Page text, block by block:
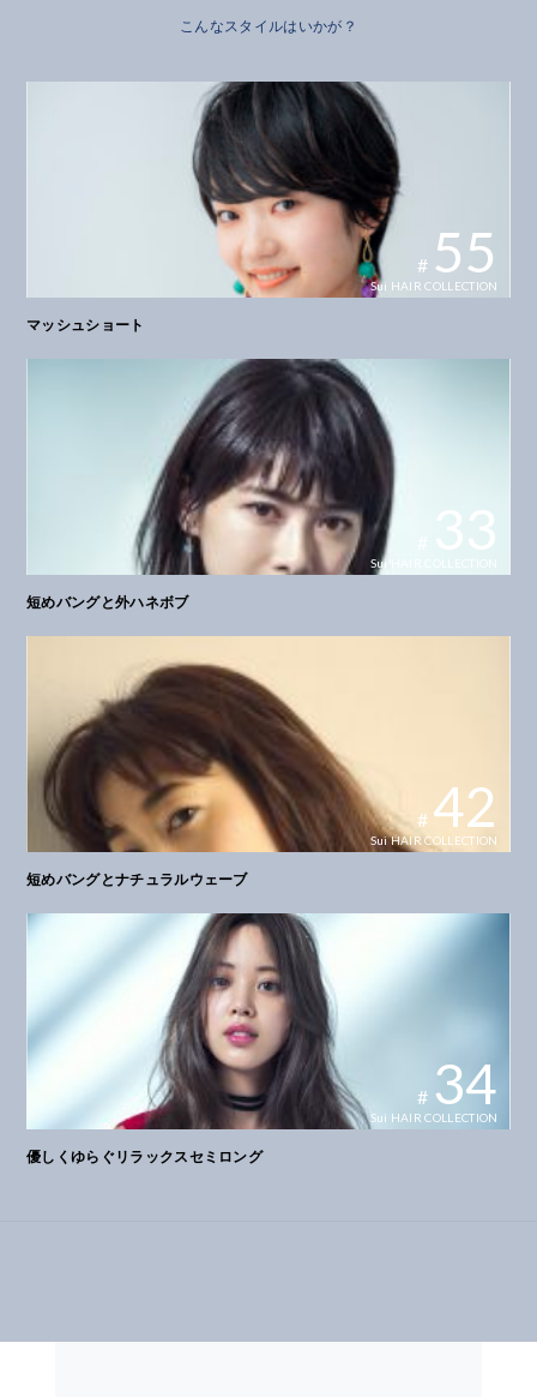
COLLECTION
HAIR CATALOG
こんなスタイルはいかが？
Sui HAIR COLLECTION
# 55
マッシュショート
Sui HAIR COLLECTION
33
短めバングと外ハネボブ
Sui HAIR COLLECTION
# 42
短めバングとナチュラルウェーブ
Sui HAIR COLLECTION
# 34
優しくゆらぐリラックスセミロング